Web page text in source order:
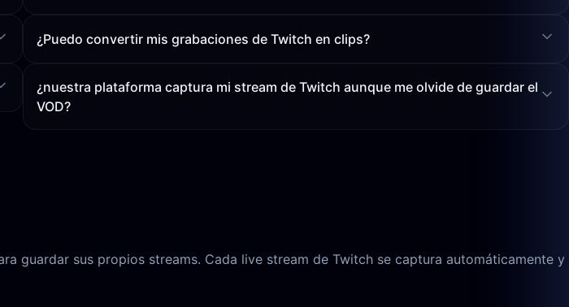
¿Puedo convertir mis grabaciones de Twitch en clips?
¿nuestra plataforma captura mi stream de Twitch aunque me olvide de guardar el
VOD?
guardar sus propios streams. Cada live stream de Twitch se captura automáticamente y